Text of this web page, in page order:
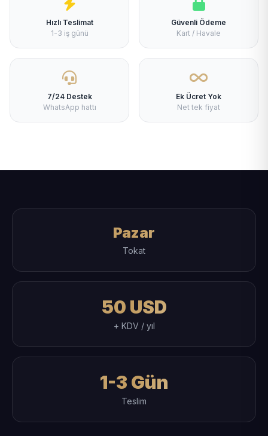
Hızlı Teslimat
1-3 iş günü
Güvenli Ödeme
Kart / Havale
7/24 Destek
WhatsApp hattı
Ek Ücret Yok
Net tek fiyat
Pazar
Tokat
50 USD
+ KDV / yıl
1-3 Gün
Teslim